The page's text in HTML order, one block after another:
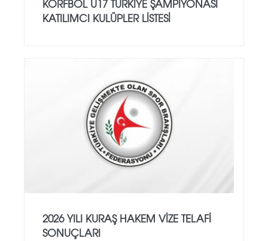
KORFBOL U17 TÜRKİYE ŞAMPİYONASI
KATILIMCI KULÜPLER LİSTESİ
2026 YILI KURAŞ HAKEM VİZE TELAFİ
SONUÇLARI